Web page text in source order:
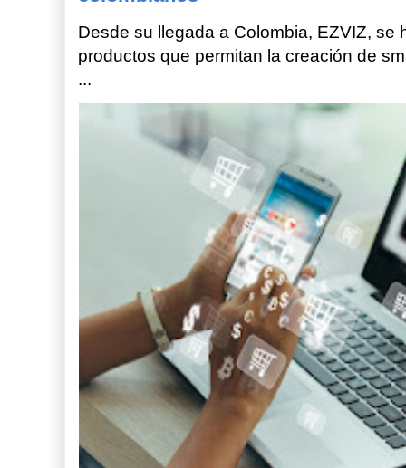
Desde su llegada a Colombia, EZVIZ, se
productos que permitan la creación de
...